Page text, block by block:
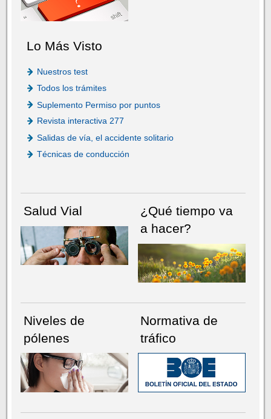
Lo Más Visto
Nuestros test
Todos los trámites
Suplemento Permiso por puntos
Revista interactiva 277
Salidas de vía, el accidente solitario
Técnicas de conducción
Salud Vial
¿Qué tiempo va
a hacer?
Niveles de
pólenes
Normativa de
tráfico